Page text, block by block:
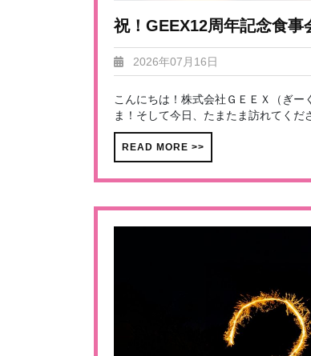
祝！GEEX12周年記念食
2026年07月16日
こんにちは！株式会社ＧＥＥＸ（ぎ
ま！そして今日、たまたま訪れてく
READ MORE >>